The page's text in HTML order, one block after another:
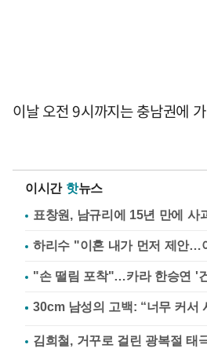
이날 오전 9시까지는 충남권에
이시간 핫뉴스
표창원, 남규리에 15년 만에
하리수 "이혼 내가 먼저 제안…
"손 떨림 포착"…카라 한승연 '
김희철, 거꾸로 걸린 광복절 태